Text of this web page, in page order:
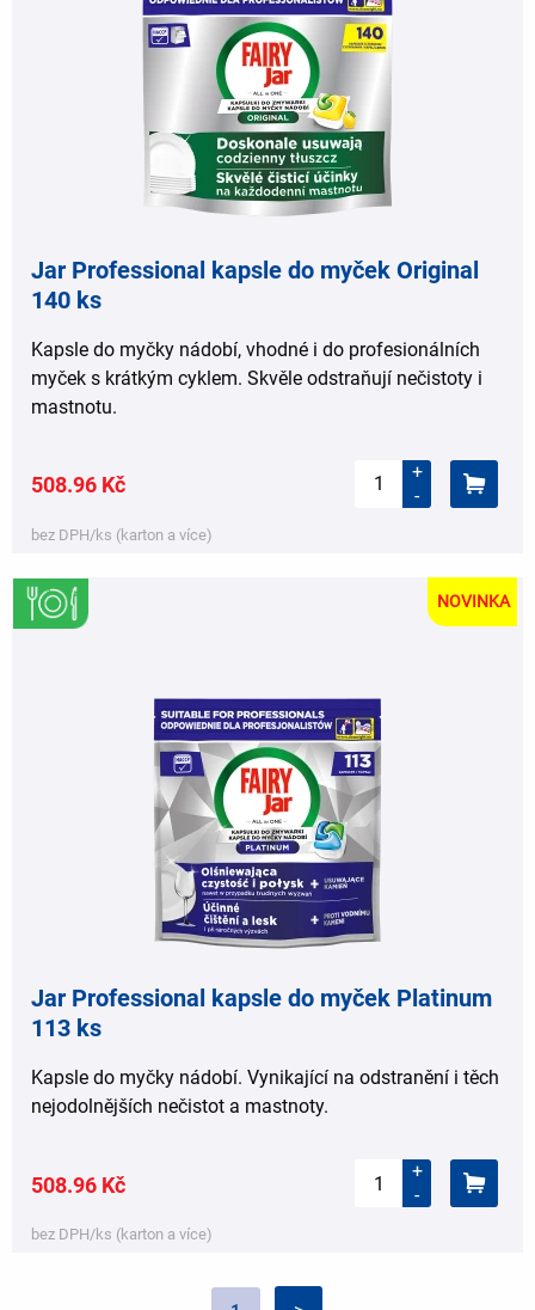
Jar Professional kapsle do myček Original
140 ks
Kapsle do myčky nádobí, vhodné i do profesionálních
myček s krátkým cyklem. Skvěle odstraňují nečistoty i
mastnotu.
508.96 Kč
+
-
bez DPH/ks (karton a více)
NOVINKA
Jar Professional kapsle do myček Platinum
113 ks
Kapsle do myčky nádobí. Vynikající na odstranění i těch
nejodolnějších nečistot a mastnoty.
508.96 Kč
+
-
bez DPH/ks (karton a více)